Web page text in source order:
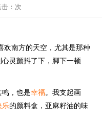
击： 次
欢南方的天空，尤其是那种
灵颤抖了下，脚下一顿
，也是幸福。我支起画
乐的颜料盒，亚麻籽油的味